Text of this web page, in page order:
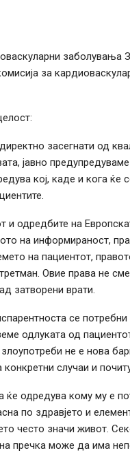
заболувања
за
засегнати од
јавно
кој, каде и кога ќе
и одредбите на
на информираност,
на пациентот,
Овие права не
затворени врати.
се
одлуката од
не е нова
конкретни случаи и
ќе одредува кому му е
по здравјето и
често значи живот.
пречка може да има